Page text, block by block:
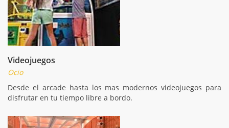
Videojuegos
Ocio
Desde el arcade hasta los mas modernos videojuegos para
disfrutar en tu tiempo libre a bordo.